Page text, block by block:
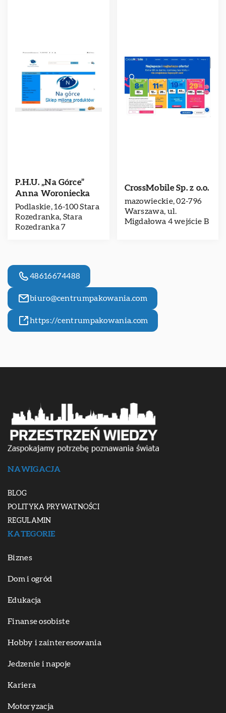
P.H.U. „Na Górce”
Anna Woroniecka
Podlaskie, 16-100 Stara
Rozedranka, Stara
Rozedranka 7
CrossMobile Sp. z o.o.
mazowieckie, 02-796
Warszawa, ul.
Migdałowa 4 wejście B
48616674488
biuro@centrumpakowania.com
https://centrumpakowania.com
NAWIGACJA
BLOG
POLITYKA PRYWATNOŚCI
REGULAMIN
KATEGORIE
Biznes
Dom i ogród
Edukacja
Finanse osobiste
Hobby i zainteresowania
Jedzenie i napoje
Kariera
Motoryzacja